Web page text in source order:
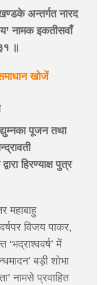
अन्तर्गत नारद
नामक इकतीसवाँ
॥
खोजें
पूजन तथा
हिरण्याक्ष पुत्र
महाबाहु
विजय पाकर,
में
बड़ी शोभा
नामसे प्रवाहित